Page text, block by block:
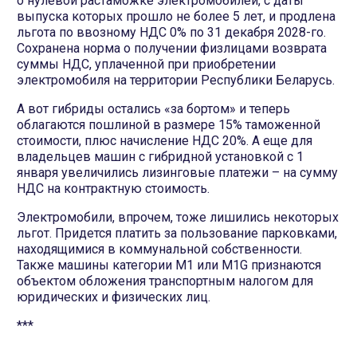
выпуска которых прошло не более 5 лет, и продлена
льгота по ввозному НДС 0% по 31 декабря 2028-го.
Сохранена норма о получении физлицами возврата
суммы НДС, уплаченной при приобретении
электромобиля на территории Республики Беларусь.
А вот гибриды остались «за бортом» и теперь
облагаются пошлиной в размере 15% таможенной
стоимости, плюс начисление НДС 20%. А еще для
владельцев машин с гибридной установкой с 1
января увеличились лизинговые платежи – на сумму
НДС на контрактную стоимость.
Электромобили, впрочем, тоже лишились некоторых
льгот. Придется платить за пользование парковками,
находящимися в коммунальной собственности.
Также машины категории M1 или M1G признаются
объектом обложения транспортным налогом для
юридических и физических лиц.
***